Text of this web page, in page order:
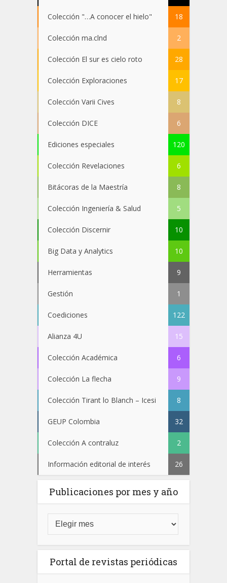
Colección "…A conocer el hielo" 18
Colección ma.clnd 2
Colección El sur es cielo roto 28
Colección Exploraciones 17
Colección Varii Cives 8
Colección DICE 6
Ediciones especiales 120
Colección Revelaciones 6
Bitácoras de la Maestría 8
Colección Ingeniería & Salud 5
Colección Discernir 10
Big Data y Analytics 10
Herramientas 9
Gestión 1
Coediciones 122
Alianza 4U 15
Colección Académica 6
Colección La flecha 9
Colección Tirant lo Blanch – Icesi 8
GEUP Colombia 32
Colección A contraluz 2
Información editorial de interés 26
Publicaciones por mes y año
Portal de revistas periódicas